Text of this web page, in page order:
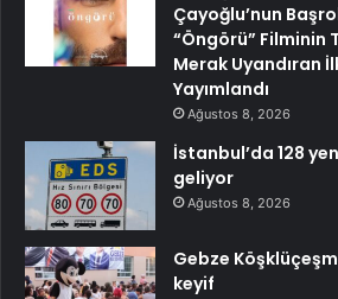
Çayoğlu’nun
“Öngörü” Filminin
Merak Uyandıran
Yayımlandı
Ağustos 8, 2026
İstanbul’da 128
geliyor
Ağustos 8, 2026
Gebze
keyif